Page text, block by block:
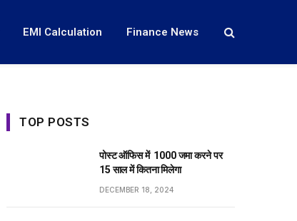
EMI Calculation Finance News
TOP POSTS
पोस्ट ऑफिस में ₹ 1000 जमा करने पर
15 साल में कितना मिलेगा
DECEMBER 18, 2024